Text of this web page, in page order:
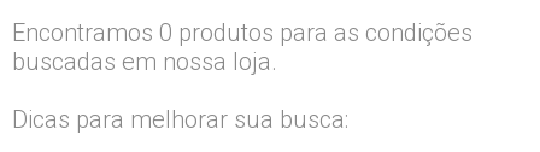
Encontramos 0 produtos para as condições
buscadas em nossa loja.
Dicas para melhorar sua busca: